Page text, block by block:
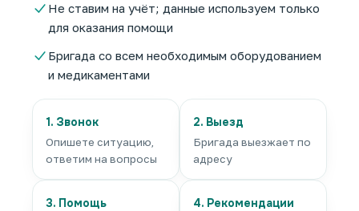
Не ставим на учёт; данные используем только
для оказания помощи
Бригада со всем необходимым оборудованием
и медикаментами
1. Звонок
Опишете ситуацию,
ответим на вопросы
2. Выезд
Бригада выезжает по
адресу
3. Помощь 4. Рекомендации